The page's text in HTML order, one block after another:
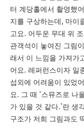
터 계당홀에서 촬영했
지를 구상하는데 , 마이
고요 . 어두운 무대 위
관객석이 놓여진 그림
래서 이 느낌을 가져가
어요 . 레퍼런스이자 일
섭외에 어려움이 있었
요 . 그 때 ‘스뮤즈로 나
가 있을 것 같다.’란 생
구조가 저희 그림과도